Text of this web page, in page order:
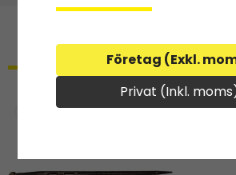
Relaterade produkter
Företag (Exkl.
Privat (Inkl.